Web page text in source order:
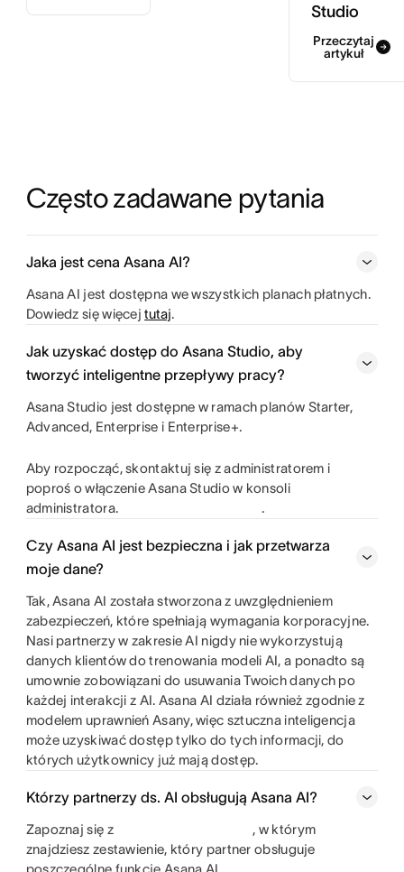
Studio
Przeczytaj
artykuł
Często zadawane pytania
Jaka jest cena Asana AI?
Asana AI jest dostępna we wszystkich planach płatnych.
Dowiedz się więcejtutaj.
Jak uzyskać dostęp do Asana Studio, aby
tworzyć inteligentne przepływy pracy?
Asana Studio jest dostępne w ramach planów Starter,
Advanced, Enterprise i Enterprise+.
Aby rozpocząć, skontaktuj się z administratorem i
poproś o włączenie Asana Studio w konsoli
administratora.
.
Czy Asana AI jest bezpieczna i jak przetwarza
moje dane?
Tak, Asana AI została stworzona z uwzględnieniem
zabezpieczeń, które spełniają wymagania korporacyjne.
Nasi partnerzy w zakresie AI nigdy nie wykorzystują
danych klientów do trenowania modeli AI, a ponadto są
umownie zobowiązani do usuwania Twoich danych po
każdej interakcji z AI. Asana AI działa również zgodnie z
modelem uprawnień Asany, więc sztuczna inteligencja
może uzyskiwać dostęp tylko do tych informacji, do
których użytkownicy już mają dostęp.
Którzy partnerzy ds. AI obsługują Asana AI?
Zapoznaj się z
, w którym
znajdziesz zestawienie, który partner obsługuje